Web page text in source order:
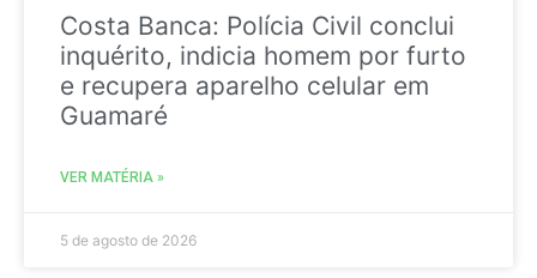
Costa Banca: Polícia Civil conclui
inquérito, indicia homem por furto
e recupera aparelho celular em
Guamaré
VER MATÉRIA »
5 de agosto de 2026